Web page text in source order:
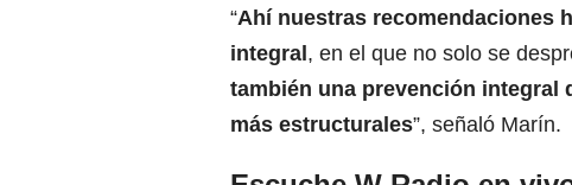
“Ahí nuestras recomendaciones
integral , en el que no solo se
también una prevención integral
más estructurales”, señaló Marín.